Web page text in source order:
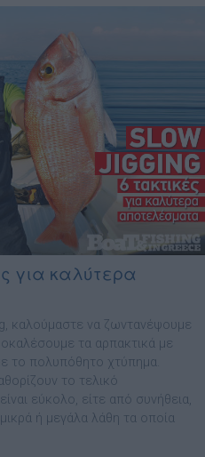
για καλύτερα
καλούµαστε να ζωντανέψουµε
τα αρπακτικά µε
το πολυπόθητο χτύπηµα.
το τελικό
εύκολο, είτε από συνήθεια,
ή µεγάλα λάθη τα οποία